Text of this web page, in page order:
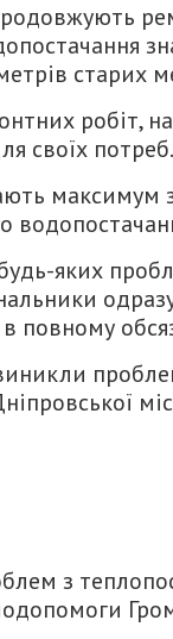
старих
робіт,
своїх потреб.
максимум
яких
повному
з